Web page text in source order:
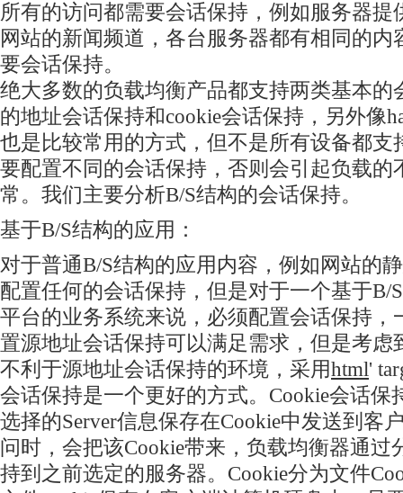
所有的访问都需要会话保持，例如服务器提
网站的新闻频道，各台服务器都有相同的内
要会话保持。
绝大多数的负载均衡产品都支持两类基本的
的地址会话保持和cookie会话保持，另外像
也是比较常用的方式，但不是所有设备都支
要配置不同的会话保持，否则会引起负载的
常。我们主要分析B/S结构的会话保持。
基于B/S结构的应用：
对于普通B/S结构的应用内容，例如网站的
配置任何的会话保持，但是对于一个基于B/
平台的业务系统来说，必须配置会话保持，
置源地址会话保持可以满足需求，但是考虑
不利于源地址会话保持的环境，采用html'
会话保持是一个更好的方式。Cookie会话保
选择的Server信息保存在Cookie中发送到客
问时，会把该Cookie带来，负载均衡器通过
持到之前选定的服务器。Cookie分为文件